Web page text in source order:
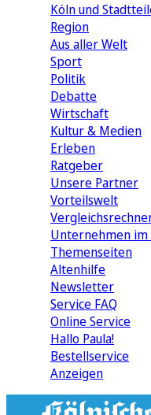
Köln und
Region
Aus aller Welt
Sport
Politik
Debatte
Wirtschaft
Kultur & Medien
Erleben
Ratgeber
Unsere Partner
Vorteilswelt
Unternehmen im
Themenseiten
Altenhilfe
Newsletter
Service FAQ
Online Service
Hallo Paula!
Bestellservice
Anzeigen